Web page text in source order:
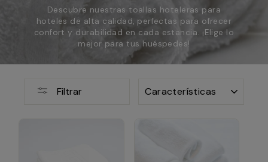
Descubre nuestras toallas hoteleras para
hoteles de alta calidad, perfectas para ofrecer
confort y durabilidad en cada estancia. ¡Elige lo
mejor para tus huéspedes!
Filtrar